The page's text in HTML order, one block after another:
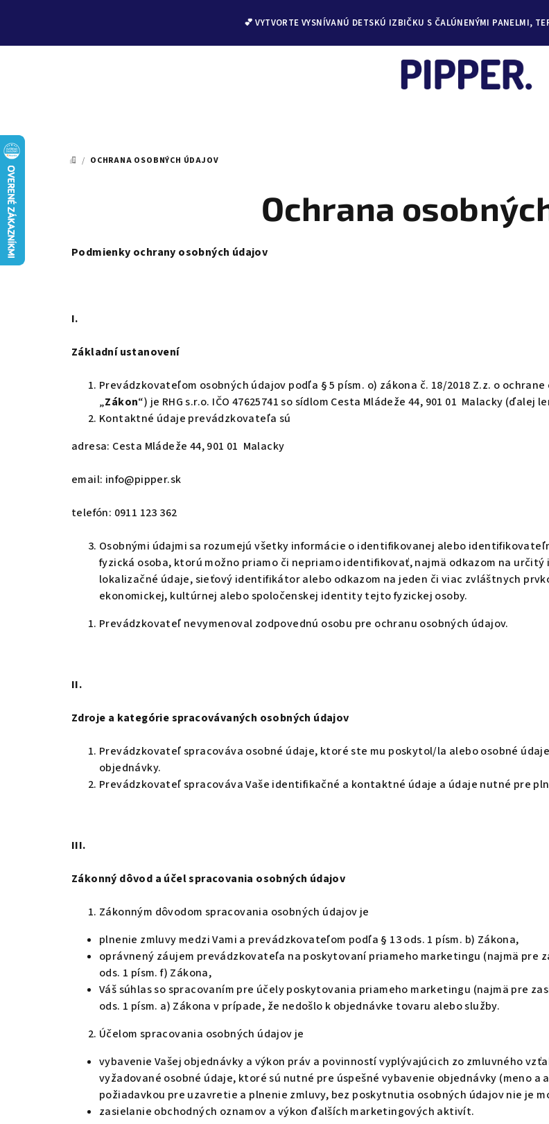
Prejsť
na
obsah
💕 VYTVORTE VYSNÍVANÚ DETSKÚ IZBIČKU S ČALÚNENÝMI PANELMI,
DOMOV
/ OCHRANA OSOBNÝCH ÚDAJOV
Ochrana
Podmienky ochrany osobných údajov
I.
Základní ustanovení
Prevádzkovateľom osobných údajov podľa § 5 písm. o) zákona č. 18/2018 Z.z. o
„Zákon“) je RHG s.r.o. IČO 47625741 so sídlom Cesta Mládeže 44, 901 01 Malacky (ďalej
Kontaktné údaje prevádzkovateľa sú
adresa: Cesta Mládeže 44, 901 01 Malacky
email: info@pipper.sk
telefón: 0911 123 362
Osobnými údajmi sa rozumejú všetky informácie o identifikovanej alebo
fyzická osoba, ktorú možno priamo či nepriamo identifikovať, najmä odkazom na
lokalizačné údaje, sieťový identifikátor alebo odkazom na jeden či viac zvláštnych
ekonomickej, kultúrnej alebo spoločenskej identity tejto fyzickej osoby.
Prevádzkovateľ nevymenoval zodpovednú osobu pre ochranu osobných údajov.
II.
Zdroje a kategórie spracovávaných osobných údajov
Prevádzkovateľ spracováva osobné údaje, ktoré ste mu poskytol/la alebo osobné
objednávky.
Prevádzkovateľ spracováva Vaše identifikačné a kontaktné údaje a údaje nutné pre
III.
Zákonný dôvod a účel spracovania osobných údajov
Zákonným dôvodom spracovania osobných údajov je
plnenie zmluvy medzi Vami a prevádzkovateľom podľa § 13 ods. 1 písm. b) Zákona,
oprávnený záujem prevádzkovateľa na poskytovaní priameho marketingu (najmä pre
ods. 1 písm. f) Zákona,
Váš súhlas so spracovaním pre účely poskytovania priameho marketingu (najmä pre
ods. 1 písm. a) Zákona v prípade, že nedošlo k objednávke tovaru alebo služby.
Účelom spracovania osobných údajov je
vybavenie Vašej objednávky a výkon práv a povinností vyplývajúcich zo zmluvného
vyžadované osobné údaje, ktoré sú nutné pre úspešné vybavenie objednávky (meno
požiadavkou pre uzavretie a plnenie zmluvy, bez poskytnutia osobných údajov nie je
zasielanie obchodných oznamov a výkon ďalších marketingových aktivít.